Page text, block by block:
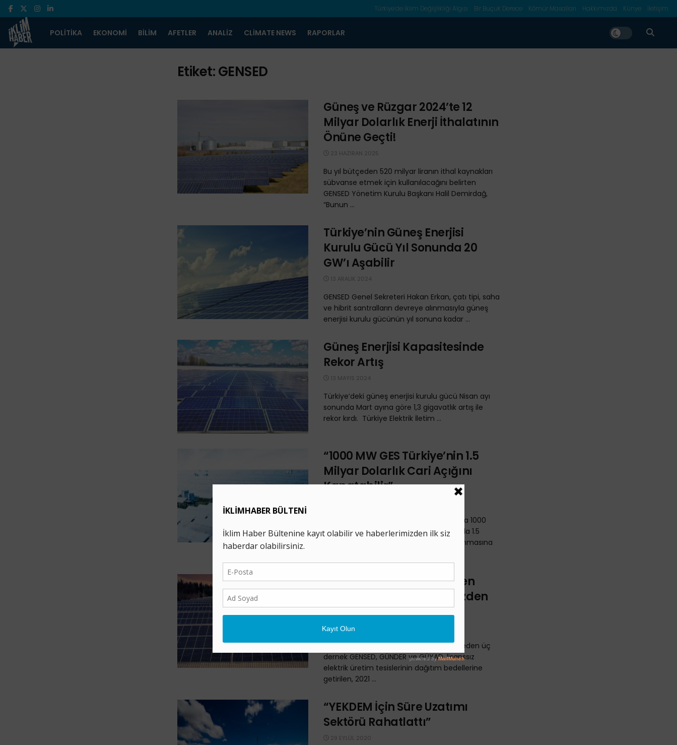
Türkiye’de İklim Değişlikliği Algısı Bir Buçuk Derece Kömür Masalları Hakkımızda Künye İletişim
POLITIKA EKONOMI BILIM AFETLER ANALIZ CLIMATE NEWS RAPORLAR
Etiket:GENSED
Güneş ve Rüzgar 2024’te 12
Milyar Dolarlık Enerji İthalatının
Önüne Geçti!
23 HAZIRAN 2025
Bu yıl bütçeden 520 milyar liranın ithal kaynakları
sübvanse etmek için kullanılacağını belirten
GENSED Yönetim Kurulu Başkanı Halil Demirdağ,
“Bunun ...
Türkiye’nin Güneş Enerjisi
Kurulu Gücü Yıl Sonunda 20
GW’ı Aşabilir
13 ARALIK 2024
GENSED Genel Sekreteri Hakan Erkan, çatı tipi, saha
ve hibrit santralların devreye alınmasıyla güneş
enerjisi kurulu gücünün yıl sonuna kadar ...
Güneş Enerjisi Kapasitesinde
Rekor Artış
13 MAYIS 2024
Türkiye’deki güneş enerjisi kurulu gücü Nisan ayı
sonunda Mart ayına göre 1,3 gigavatlık artış ile
rekor kırdı. Türkiye Elektrik İletim ...
“1000 MW GES Türkiye’nin 1.5
Milyar Dolarlık Cari Açığını
Kapatabilir”
GENSED Başkanı Halil Demirdağ, toplamda 1000
MW'lık güneş enerjisi kapasitesinin, 10 yılda 1.5
milyar dolar tutarındaki cari açığın kapanmasına
Güneş Enerjisi Sektöründen
Çağrı: Dağıtım Bedeli Gözden
Geçirilmeli
14 ŞUBAT 2022
Türkiye güneş enerjisi sektörünü temsil eden üç
dernek GENSED, GÜNDER ve GÜYAD, lisanssız
elektrik üretim tesislerinin dağıtım bedellerine
getirilen, 2021 ...
“YEKDEM İçin Süre Uzatımı
Sektörü Rahatlattı”
29 EYLÜL 2020